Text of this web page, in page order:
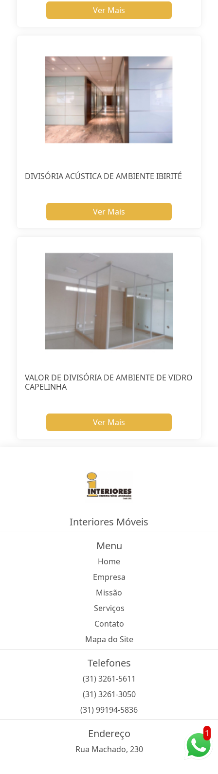
Ver Mais
DIVISÓRIA ACÚSTICA DE AMBIENTE IBIRITÉ
Ver Mais
VALOR DE DIVISÓRIA DE AMBIENTE DE VIDRO
CAPELINHA
Ver Mais
Interiores Móveis
Menu
Home
Empresa
Missão
Serviços
Contato
Mapa do Site
Telefones
(31) 3261-5611
(31) 3261-3050
(31) 99194-5836
Endereço
Rua Machado, 230
1